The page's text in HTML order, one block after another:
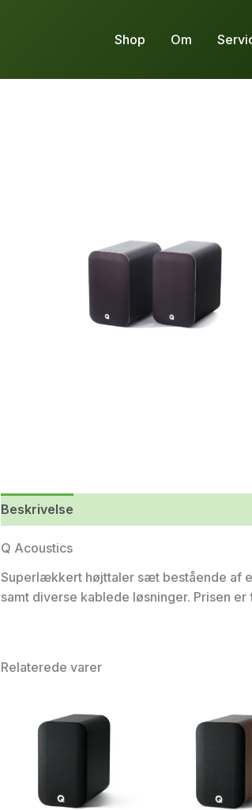
Shop Om
Beskrivelse
Q Acoustics
Superlækkert højttaler sæt bestående af
samt diverse kablede løsninger. Prisen er
Relaterede varer